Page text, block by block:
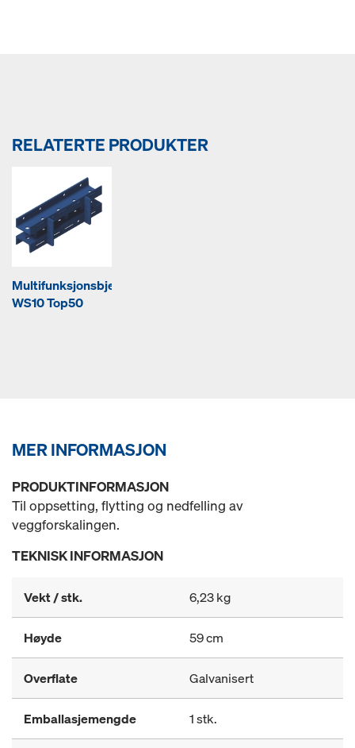
RELATERTE PRODUKTER
Multifunksjonsbjelke
WS10 Top50
MER INFORMASJON
PRODUKTINFORMASJON
Til oppsetting, flytting og nedfelling av
veggforskalingen.
TEKNISK INFORMASJON
Vekt / stk. 6,23 kg
Høyde 59 cm
Overflate Galvanisert
Emballasjemengde 1 stk.